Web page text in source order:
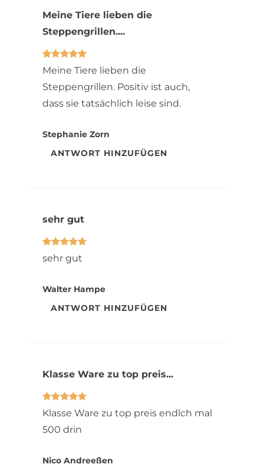
Meine Tiere lieben die
Steppengrillen....
Meine Tiere lieben die
Steppengrillen. Positiv ist auch,
dass sie tatsächlich leise sind.
Stephanie Zorn
ANTWORT HINZUFÜGEN
sehr gut
sehr gut
Walter Hampe
ANTWORT HINZUFÜGEN
Klasse Ware zu top preis...
Klasse Ware zu top preis endlch mal
500 drin
Nico Andreeßen